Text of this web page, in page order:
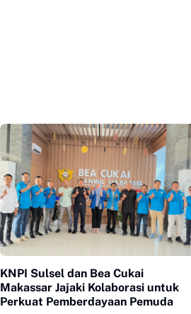
KNPI Sulsel dan Bea Cukai
Makassar Jajaki Kolaborasi untuk
Perkuat Pemberdayaan Pemuda